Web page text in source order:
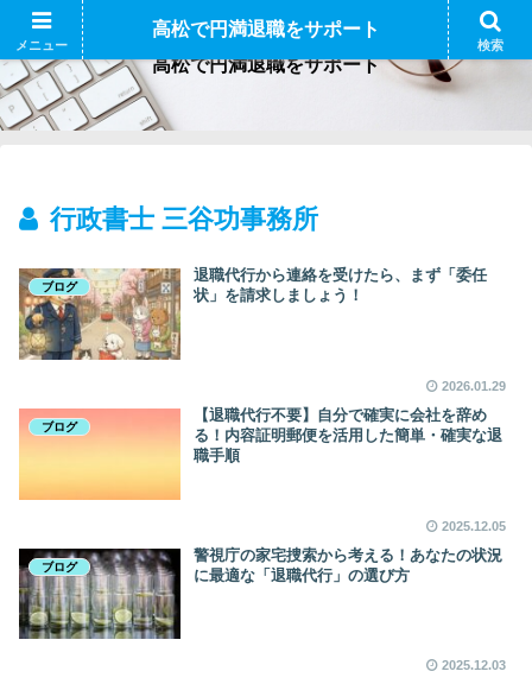
高松で円満退職をサポート
行政書士 三谷功事務所
ブログ
退職代行から連絡を受けたら、まず「委任
状」を請求しましょう！
2026.01.29
ブログ
【退職代行不要】自分で確実に会社を辞め
る！内容証明郵便を活用した簡単・確実な退
職手順
2025.12.05
ブログ
警視庁の家宅捜索から考える！あなたの状況
に最適な「退職代行」の選び方
2025.12.03
メニュー
高松で円満退職をサポート
検索